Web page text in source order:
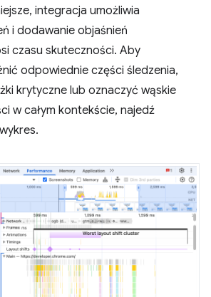
integracja umożliwia
i dodawanie objaśnień
czasu skuteczności. Aby
odpowiednie części śledzenia,
krytyczne lub oznaczyć wąskie
w całym kontekście, najedź